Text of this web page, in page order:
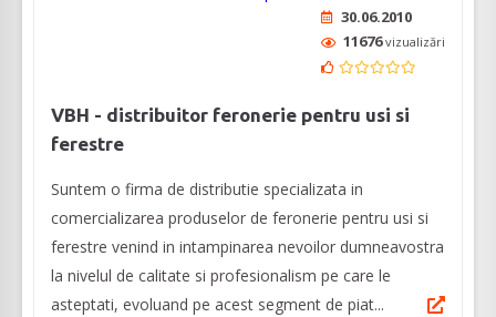
30.06.2010
11676vizualizări
VBH - distribuitor feronerie pentru usi si
ferestre
Suntem o firma de distributie specializata in
comercializarea produselor de feronerie pentru usi si
ferestre venind in intampinarea nevoilor dumneavostra
la nivelul de calitate si profesionalism pe care le
asteptati, evoluand pe acest segment de piat...